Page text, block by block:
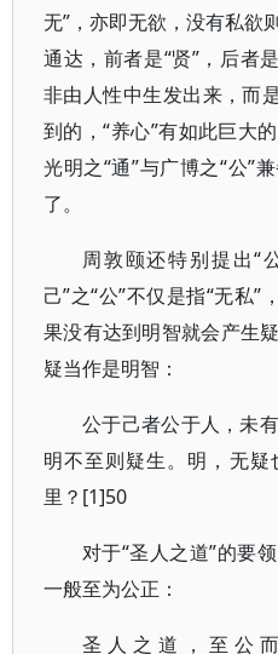
无”，亦即无欲，没有私欲
通达，前者是“贤”，后者
非由人性中生发出来，而
到的，“养心”有如此巨大
光明之“通”与广博之“公”
了。
周敦颐还特别提出“
己”之“公”不仅是指“无私”
果没有达到明智就会产生
疑当作是明智：
公于己者公于人，未
明不至则疑生。明，无
里？[1]50
对于“圣人之道”的要
一般至为公正：
圣人之道，至公